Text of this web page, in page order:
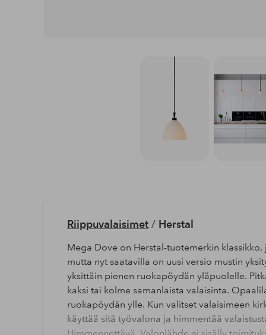
Riippuvalaisimet/ Herstal
Mega Dove on Herstal-tuotemerkin
mutta nyt saatavilla on uusi versio mustin
yksittäin pienen ruokapöydän yläpuolelle.
kaksi tai kolme samanlaista valaisinta.
ruokapöydän ylle. Kun valitset valaisimeen
käyttää sitä työvalona ja himmentää